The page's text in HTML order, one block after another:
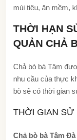
mùi tiêu, ăn mềm,
THỜI HẠN
QUẢN CHẢ
Chả bò bà Tâm
nhu cầu của thực
bò sẽ có thời gian
THỜI GIAN SỬ
Chả bò bà Tâm Đà